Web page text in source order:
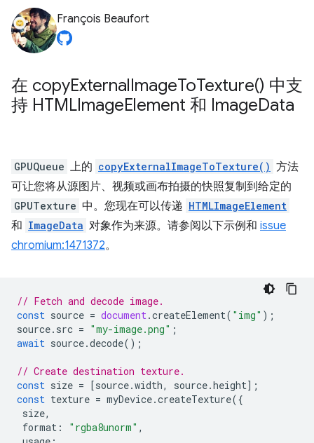
François Beaufort
在 copyExternalImageToTexture() 中支
持 HTMLImageElement 和 ImageData
GPUQueue 上的 copyExternalImageToTexture() 方法
可让您将从源图片、视频或画布拍摄的快照复制到给定的
GPUTexture 中。您现在可以传递 HTMLImageElement
和 ImageData 对象作为来源。请参阅以下示例和 issue
chromium:1471372。
// Fetch and decode image.
const source = document.createElement( "img" );
source. src = "my-image.png" ;
await source.decode();
// Create destination texture.
const size = [source.width, source.height];
const texture = myDevice.createTexture({
size,
format : "rgba8unorm" ,